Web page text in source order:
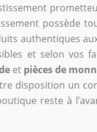
possède
authentiques
et selon vos
et pièces de
disposition un
reste à